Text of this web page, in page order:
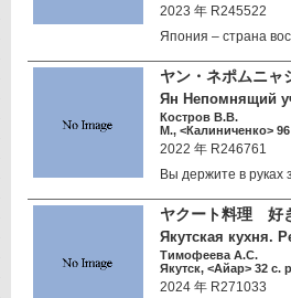
2023 年 R245522
Япония – страна
ヤン・ネポムニ
Ян Непомнящий
Костров В.В.
М., <Калиниченко>
2022 年 R246761
Вы держите в руках
ヤクート料理 好
Якутская кухня.
Тимофеева А.С.
Якутск, <Айар> 32 c.
2024 年 R271033